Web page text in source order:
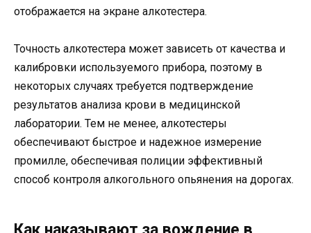
отображается на экране алкотестера.
Точность алкотестера может зависеть от качества и
калибровки используемого прибора, поэтому в
некоторых случаях требуется подтверждение
результатов анализа крови в медицинской
лаборатории. Тем не менее, алкотестеры
обеспечивают быстрое и надежное измерение
промилле, обеспечивая полиции эффективный
способ контроля алкогольного опьянения на дорогах.